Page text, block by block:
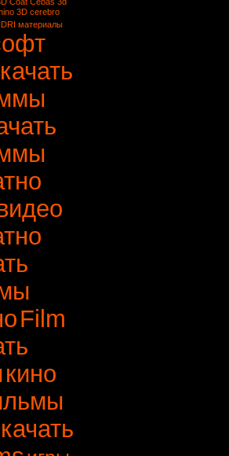
3D cerebro
материалы
Film
кино